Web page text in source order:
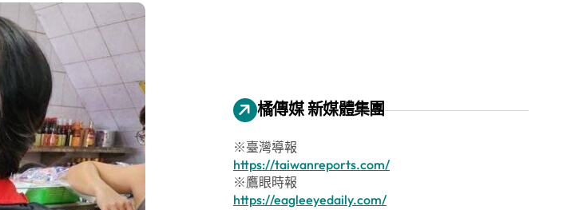
橘傳媒 新媒體集團
※臺灣導報
https://taiwanreports.com/
※鷹眼時報
https://eagleeyedaily.com/